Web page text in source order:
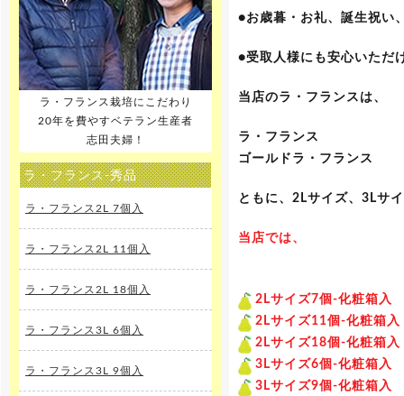
●お歳暮・お礼、誕生祝い
●受取人様にも安心いただ
当店のラ・フランスは、
ラ・フランス
ゴールドラ・フランス
ともに、2Lサイズ、3Lサ
当店では、
2Lサイズ7個-化粧箱入
2Lサイズ11個-化粧箱入
2Lサイズ18個-化粧箱入
3Lサイズ6個-化粧箱入
3Lサイズ9個-化粧箱入
ラ・フランス栽培にこだわり
20年を費やすベテラン生産者
志田夫婦！
ラ・フランス-秀品
ラ・フランス2L 7個入
ラ・フランス2L 11個入
ラ・フランス2L 18個入
ラ・フランス3L 6個入
ラ・フランス3L 9個入